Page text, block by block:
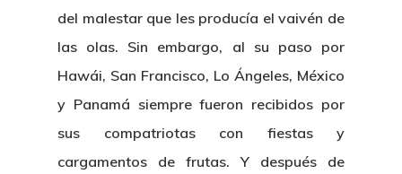
del malestar que les producía el vaivén de
las olas. Sin embargo, al su paso por
Hawái, San Francisco, Lo Ángeles, México
y Panamá siempre fueron recibidos por
sus compatriotas con fiestas y
cargamentos de frutas. Y después de